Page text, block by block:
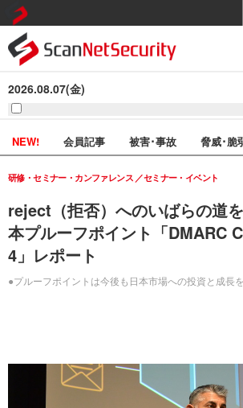
2026.08.07(金)
NEW! 会員記事 被害･事故 脅威･脆
reject（拒否）へのいばらの道
本プルーフポイント「DMARC
4」レポート
●プルーフポイントは今後も日本市場への投資と成長
研修・セミナー・カンファレンス セミナー・イベント